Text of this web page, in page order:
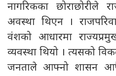
नागरिकका छोराछोरीले
अवस्था थिएन ।
वंशको आधारमा
व्यवस्था थियो । त्यसको
जनताले आफ्नो शासन